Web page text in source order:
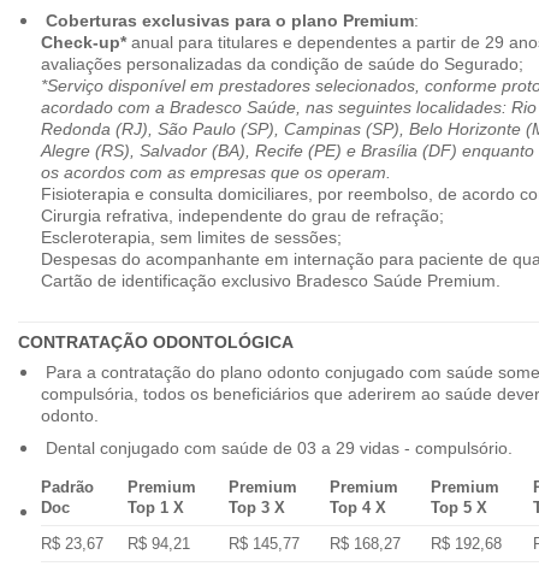
Coberturas exclusivas para o plano Premium:
Check-up*anual para titulares e dependentes a partir de 29
avaliações personalizadas da condição de saúde do Segurado;
*Serviço disponível em prestadores selecionados, conforme
acordado com a Bradesco Saúde, nas seguintes localidades:
Redonda (RJ), São Paulo (SP), Campinas (SP), Belo Horizonte
Alegre (RS), Salvador (BA), Recife (PE) e Brasília (DF)
os acordos com as empresas que os operam.
Fisioterapia e consulta domiciliares, por reembolso, de acordo
Cirurgia refrativa, independente do grau de refração;
Escleroterapia, sem limites de sessões;
Despesas do acompanhante em internação para paciente de
Cartão de identificação exclusivo Bradesco Saúde Premium.
CONTRATAÇÃO ODONTOLÓGICA
Para a contratação do plano odonto conjugado com saúde
compulsória, todos os beneficiários que aderirem ao saúde
odonto.
Dental conjugado com saúde de 03 a 29 vidas - compulsório.
Padrão
Doc
Premium
Top 1 X
Premium
Top 3 X
Premium
Top 4 X
Premium
Top 5 X
R$ 23,67
R$ 94,21 R$ 145,77 R$ 168,27 R$ 192,68